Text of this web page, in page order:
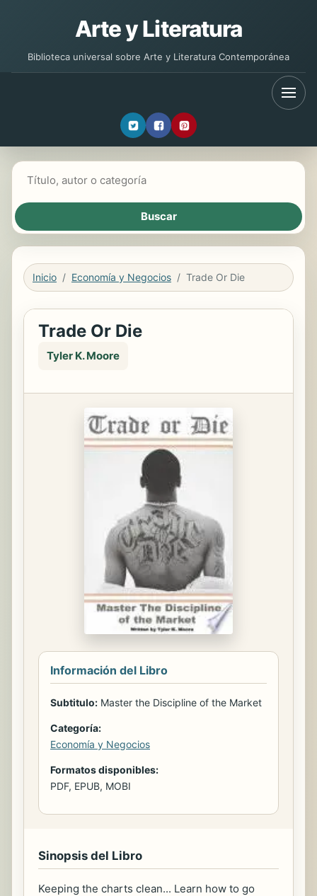
Arte y Literatura
Biblioteca universal sobre Arte y Literatura Contemporánea
Inicio Economía y Negocios Trade Or Die
Trade Or Die
Tyler K. Moore
Información del Libro
Subtitulo: Master the Discipline of the Market
Categoría:
Economía y Negocios
Formatos disponibles:
PDF, EPUB, MOBI
Sinopsis del Libro
Keeping the charts clean... Learn how to go